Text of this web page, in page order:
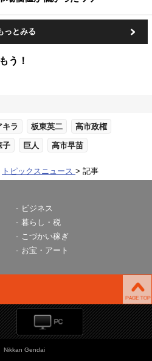
っとみる
う！
キラ 板東英二 高市政権
子 巨人 高市早苗
トピックスニュース 記事
ビジネス
暮らし・税
こづかい稼ぎ
お宝・アート
Nikkan Gendai